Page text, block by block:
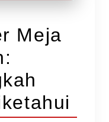
Meja